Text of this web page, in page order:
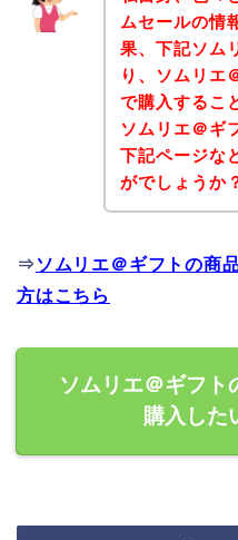
ムセールの情
果、下記ソム
り、ソムリエ
で購入するこ
ソムリエ＠ギ
下記ページな
がでしょうか
⇒ ソムリエ＠ギフトの商
方はこちら
ソムリエ＠ギフト
購入した